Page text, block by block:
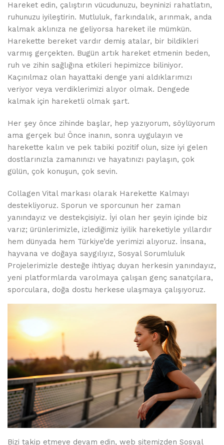
Hareket edin, çalıştırın vücudunuzu, beyninizi rahatlatın,
ruhunuzu iyileştirin. Mutluluk, farkındalık, arınmak, anda
kalmak aklınıza ne geliyorsa hareket ile mümkün.
Harekette bereket vardır demiş atalar, bir bildikleri
varmış gerçekten. Bugün artık hareket etmenin beden,
ruh ve zihin sağlığına etkileri hepimizce biliniyor.
Kaçınılmaz olan hayattaki denge yani aldıklarımızı
veriyor veya verdiklerimizi alıyor olmak. Dengede
kalmak için hareketli olmak şart.
Her şey önce zihinde başlar, hep yazıyorum, söylüyorum
ama gerçek bu! Önce inanın, sonra uygulayın ve
harekette kalın ve pek tabiki pozitif olun, size iyi gelen
dostlarınızla zamanınızı ve hayatınızı paylaşın, çok
gülün, çok konuşun, çok sevin.
Collagen Vital markası olarak Harekette Kalmayı
destekliyoruz. Sporun ve sporcunun her zaman
yanındayız ve destekçisiyiz. İyi olan her şeyin içinde biz
varız; ürünlerimizle, izlediğimiz iyilik hareketiyle yıllardır
hem dünyada hem Türkiye’de yerimizi alıyoruz. İnsana,
hayvana ve doğaya saygılıyız, Sosyal Sorumluluk
Projelerimizle desteğe ihtiyaç duyan herkesin yanındayız,
yeni platformlarda varolmaya çalışan genç sanatçılara,
sporculara, doğa dostu herkese ulaşmaya çalışıyoruz.
Bizi takip etmeye devam edin, web sitemizden Sosyal